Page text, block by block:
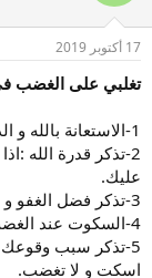
م
و
و
ع
17 أكتوبر 2019
تغلبي على الغضب
1-الاستعانة بالله و الدعاء أن يخلصك من الغضب.
2-تذكر قدرة الله
عليك.
3-تذكر فضل الغفو و المغفرة و كظم الغيظ.
4-السكوت عند الغضب،قال (ص) : "اذا غضب احدكم فليسكت."
5-تذكر سبب
اسكت و لا تغضب.